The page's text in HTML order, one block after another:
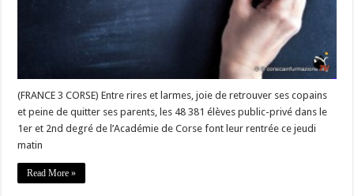
l’Académie
#Corse!
(FRANCE 3 CORSE) Entre rires et larmes, joie de retrouver ses copains
et peine de quitter ses parents, les 48 381 élèves public-privé dans le
1er et 2nd degré de l’Académie de Corse font leur rentrée ce jeudi
matin
Read More »